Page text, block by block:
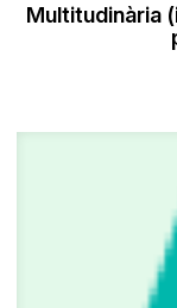
Multitudinària